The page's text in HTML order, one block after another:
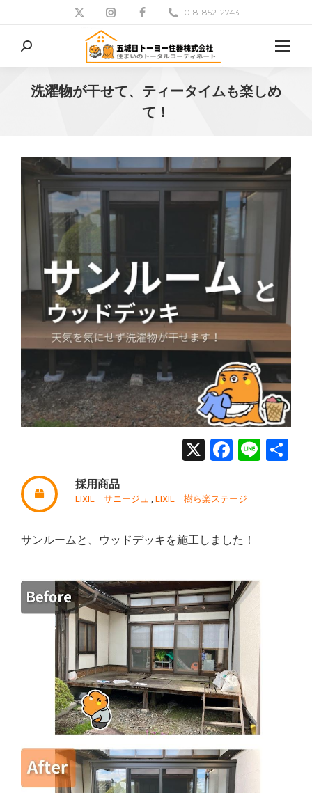
018-852-2743
検
索:
洗濯物が干せて、ティータイムも楽しめ
て！
X Line
採用商品
LIXIL サニージュ , LIXIL 樹ら楽ステージ
サンルームと、ウッドデッキを施工しました！